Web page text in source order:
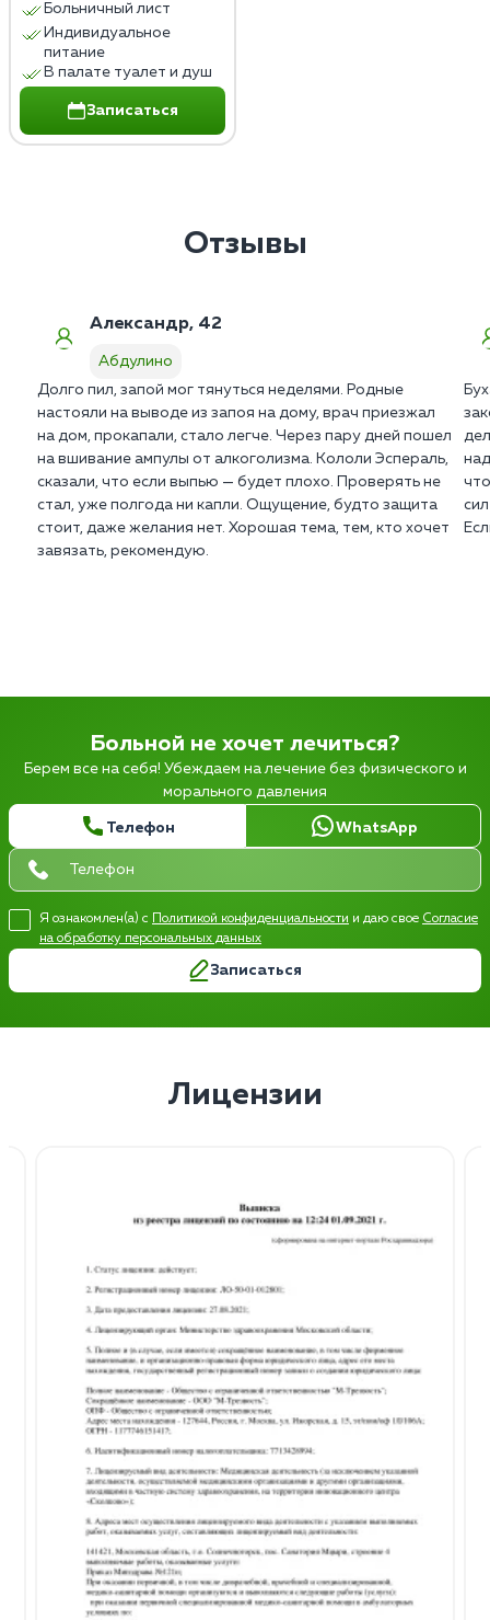
Больничный лист
Индивидуальное
питание
В палате туалет и душ
Записаться
Отзывы
Александр, 42
Абдулино
Долго пил, запой мог тянуться неделями. Родные
настояли на выводе из запоя на дому, врач приезжал
на дом, прокапали, стало легче. Через пару дней пошел
на вшивание ампулы от алкоголизма. Кололи Эспераль,
сказали, что если выпью — будет плохо. Проверять не
стал, уже полгода ни капли. Ощущение, будто защита
стоит, даже желания нет. Хорошая тема, тем, кто хочет
завязать, рекомендую.
Больной не хочет лечиться?
Берем все на себя! Убеждаем на лечение без физического и
морального давления
Телефон WhatsApp
Я ознакомлен(а) с Политикой конфиденциальности и даю свое Согласие
на обработку персональных данных
Записаться
Лицензии